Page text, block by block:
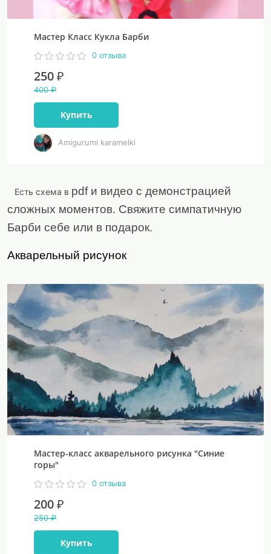
Мастер Класс Кукла Барби
0 отзыва
250 ₽
400 ₽
Купить
Amigurumi karamelki
Есть схема в pdf и видео с демонстрацией
сложных моментов. Свяжите симпатичную
Барби себе или в подарок.
Акварельный рисунок
Мастер-класс акварельного рисунка "Синие
горы"
0 отзыва
200 ₽
250 ₽
Купить